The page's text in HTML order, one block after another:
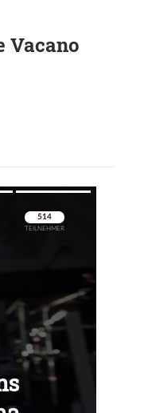
Vacano
Überspringen
Überspringen